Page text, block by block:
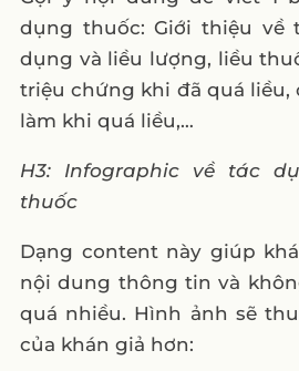
dụng thuốc: Giới thiệu về
dụng và liều lượng, liều
triệu chứng khi đã quá liều,
làm khi quá liều,…
H3: Infographic về tác
thuốc
Dạng content này giúp
nội dung thông tin và
quá nhiều. Hình ảnh sẽ
của khán giả hơn: